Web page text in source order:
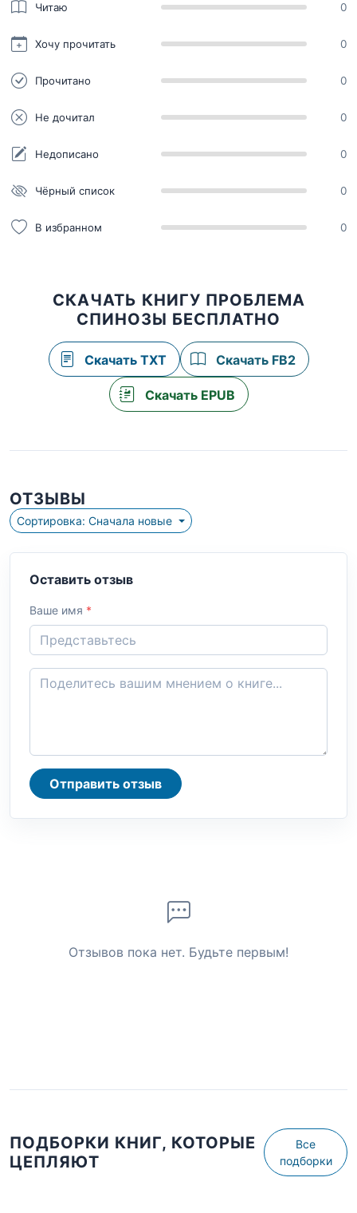
Читаю 0
Хочу прочитать 0
Прочитано 0
Не дочитал 0
Недописано 0
Чёрный список 0
В избранном 0
СКАЧАТЬ КНИГУ ПРОБЛЕМА
СПИНОЗЫ БЕСПЛАТНО
Скачать TXT Скачать FB2
Скачать EPUB
ОТЗЫВЫ
Сортировка: Сначала новые
Оставить отзыв
Ваше имя *
Отправить отзыв
Отзывов пока нет. Будьте первым!
ПОДБОРКИ КНИГ, КОТОРЫЕ
ЦЕПЛЯЮТ
Все
подборки